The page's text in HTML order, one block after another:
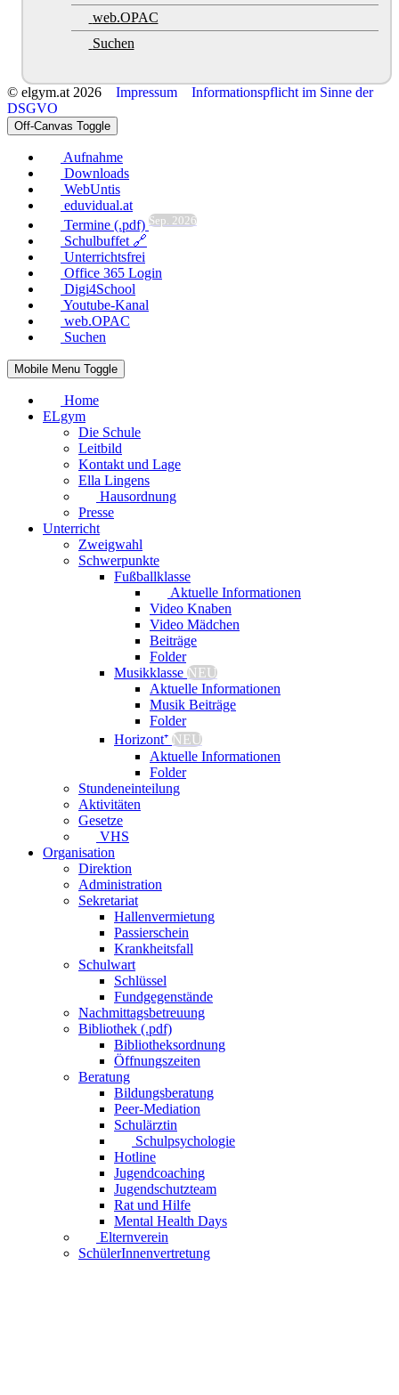
web.OPAC
Suchen
© elgym.at 2026 Impressum
Informationspflicht im Sinne der
DSGVO
Off-Canvas Toggle
Aufnahme
Downloads
WebUntis
eduvidual.at
Termine (.pdf) Sep. 2026
Schulbuffet 🔗
Unterrichtsfrei
Office 365 Login
Digi4School
Youtube-Kanal
web.OPAC
Suchen
Mobile Menu Toggle
Home
ELgym
Die Schule
Leitbild
Kontakt und Lage
Ella Lingens
Hausordnung
Presse
Unterricht
Zweigwahl
Schwerpunkte
Fußballklasse
Aktuelle Informationen
Video Knaben
Video Mädchen
Beiträge
Folder
Musikklasse NEU
Aktuelle Informationen
Musik Beiträge
Folder
Horizont⁺ NEU
Aktuelle Informationen
Folder
Stundeneinteilung
Aktivitäten
Gesetze
VHS
Organisation
Direktion
Administration
Sekretariat
Hallenvermietung
Passierschein
Krankheitsfall
Schulwart
Schlüssel
Fundgegenstände
Nachmittagsbetreuung
Bibliothek (.pdf)
Bibliotheksordnung
Öffnungszeiten
Beratung
Bildungsberatung
Peer-Mediation
Schulärztin
Schulpsychologie
Hotline
Jugendcoaching
Jugendschutzteam
Rat und Hilfe
Mental Health Days
Elternverein
SchülerInnenvertretung